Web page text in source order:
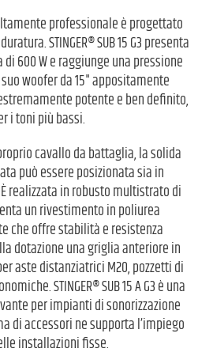
professionale è progettato
STINGER® SUB 15 G3 presenta
600 W e raggiunge una pressione
woofer da 15" appositamente
potente e ben definito,
i toni più bassi.
cavallo da battaglia, la solida
può essere posizionata sia in
realizzata in robusto multistrato di
un rivestimento in poliurea
che offre stabilità e resistenza
dotazione una griglia anteriore in
aste distanziatrici M20, pozzetti di
STINGER® SUB 15 A G3 è una
per impianti di sonorizzazione
di accessori ne supporta l’impiego
installazioni fisse.